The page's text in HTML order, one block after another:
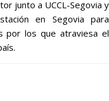
junto a UCCL-Segovia y
en Segovia para
por los que atraviesa el